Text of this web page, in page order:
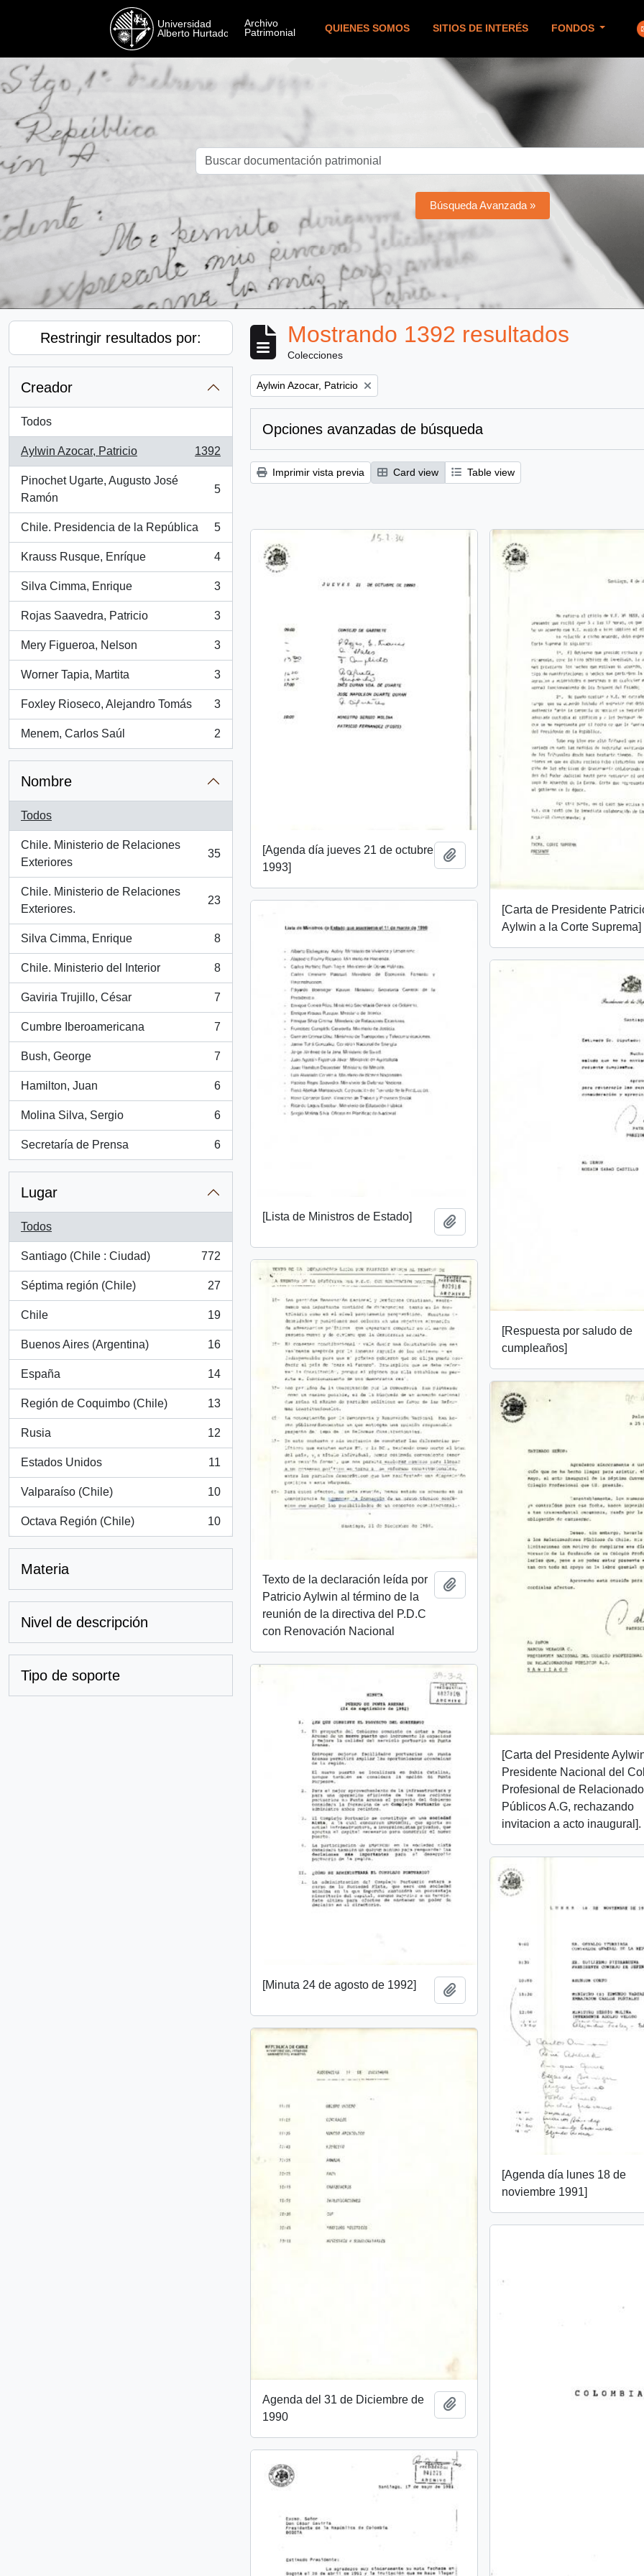
QUIENES SOMOS SITIOS DE INTERÉS FONDOS
Búsqueda Avanzada »
Restringir resultados por:
Creador
Todos
Aylwin Azocar, Patricio
, 1392 resultados
1392
Pinochet Ugarte, Augusto José
Ramón
, 5 resultados
5
Chile. Presidencia de la República
, 5 resultados
5
Krauss Rusque, Enríque
, 4 resultados
4
Silva Cimma, Enrique
, 3 resultados
3
Rojas Saavedra, Patricio
, 3 resultados
3
Mery Figueroa, Nelson
, 3 resultados
3
Worner Tapia, Martita
, 3 resultados
3
Foxley Rioseco, Alejandro Tomás
, 3 resultados
3
Menem, Carlos Saúl
, 2 resultados
2
Nombre
Todos
Chile. Ministerio de Relaciones
Exteriores
, 35 resultados
35
Chile. Ministerio de Relaciones
Exteriores.
, 23 resultados
23
Silva Cimma, Enrique
, 8 resultados
8
Chile. Ministerio del Interior
, 8 resultados
8
Gaviria Trujillo, César
, 7 resultados
7
Cumbre Iberoamericana
, 7 resultados
7
Bush, George
, 7 resultados
7
Hamilton, Juan
, 6 resultados
6
Molina Silva, Sergio
, 6 resultados
6
Secretaría de Prensa
, 6 resultados
6
Lugar
Todos
Santiago (Chile : Ciudad)
, 772 resultados
772
Séptima región (Chile)
, 27 resultados
27
Chile
, 19 resultados
19
Buenos Aires (Argentina)
, 16 resultados
16
España
, 14 resultados
14
Región de Coquimbo (Chile)
, 13 resultados
13
Rusia
, 12 resultados
12
Estados Unidos
, 11 resultados
11
Valparaíso (Chile)
, 10 resultados
10
Octava Región (Chile)
, 10 resultados
10
Materia
Nivel de descripción
Tipo de soporte
Mostrando 1392 resultados
Colecciones
Remove filter:
Aylwin Azocar, Patricio
Opciones avanzadas de búsqueda
Imprimir vista previa Card view Table view
[Agenda día jueves 21 de octubre
1993]
Añadir al portapapeles
[Carta de Presidente
Aylwin a la Corte Suprema]
[Lista de Ministros de Estado]
[Respuesta por saludo de
cumpleaños]
Texto de la declaración leída por
Patricio Aylwin al término de la
reunión de la directiva del P.D.C
con Renovación Nacional
Añadir al portapapeles
[Carta del Presidente
Presidente Nacional del
Profesional de
Públicos A.G, rechazando
invitacion a acto inaugural].
[Minuta 24 de agosto de 1992]
Añadir al portapapeles
[Agenda día lunes 18 de
noviembre 1991]
Agenda del 31 de Diciembre de
1990